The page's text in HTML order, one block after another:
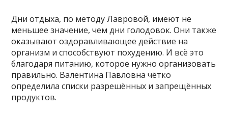
Дни отдыха, по методу Лавровой, имеют не
меньшее значение, чем дни голодовок. Они также
оказывают оздоравливающее действие на
организм и способствуют похудению. И всё это
благодаря питанию, которое нужно организовать
правильно. Валентина Павловна чётко
определила списки разрешённых и запрещённых
продуктов.